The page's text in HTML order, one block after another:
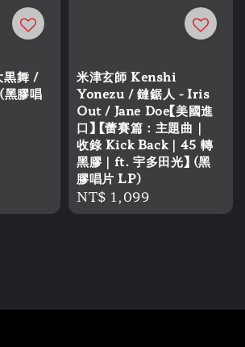
黒舞 /
黑膠唱
米津玄師 Kenshi
Yonezu / 鏈鋸人 - Iris
Out / Jane Doe【美國進
口】 【蕾賽篇：主題曲｜
收錄 Kick Back｜45 轉
黑膠｜ft. 宇多田光】 (黑
膠唱片 LP)
Regular
price
NT$ 1,099